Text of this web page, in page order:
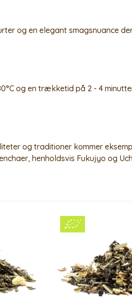
og en elegant smagsnuance
og en trækketid på 2 - 4
og traditioner kommer
henholdsvis Fukujyo og